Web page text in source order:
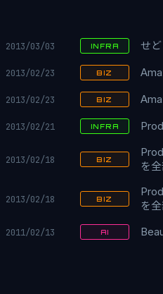
2013/03/03 INFRA せ
2013/02/23 BIZ
2013/02/23 BIZ
2013/02/21 INFRA
2013/02/18 BIZ
を
2013/02/18 BIZ
を
2011/02/13 AI